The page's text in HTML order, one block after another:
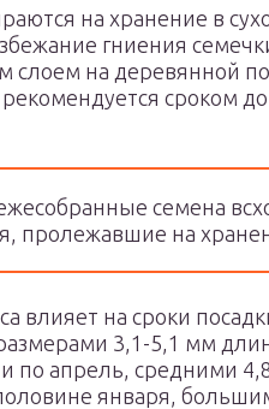
на хранение в
гниения
слоем на деревянной
сроком
семена
пролежавшие на
влияет на сроки
3,1-5,1 мм
и по апрель, средними
января,